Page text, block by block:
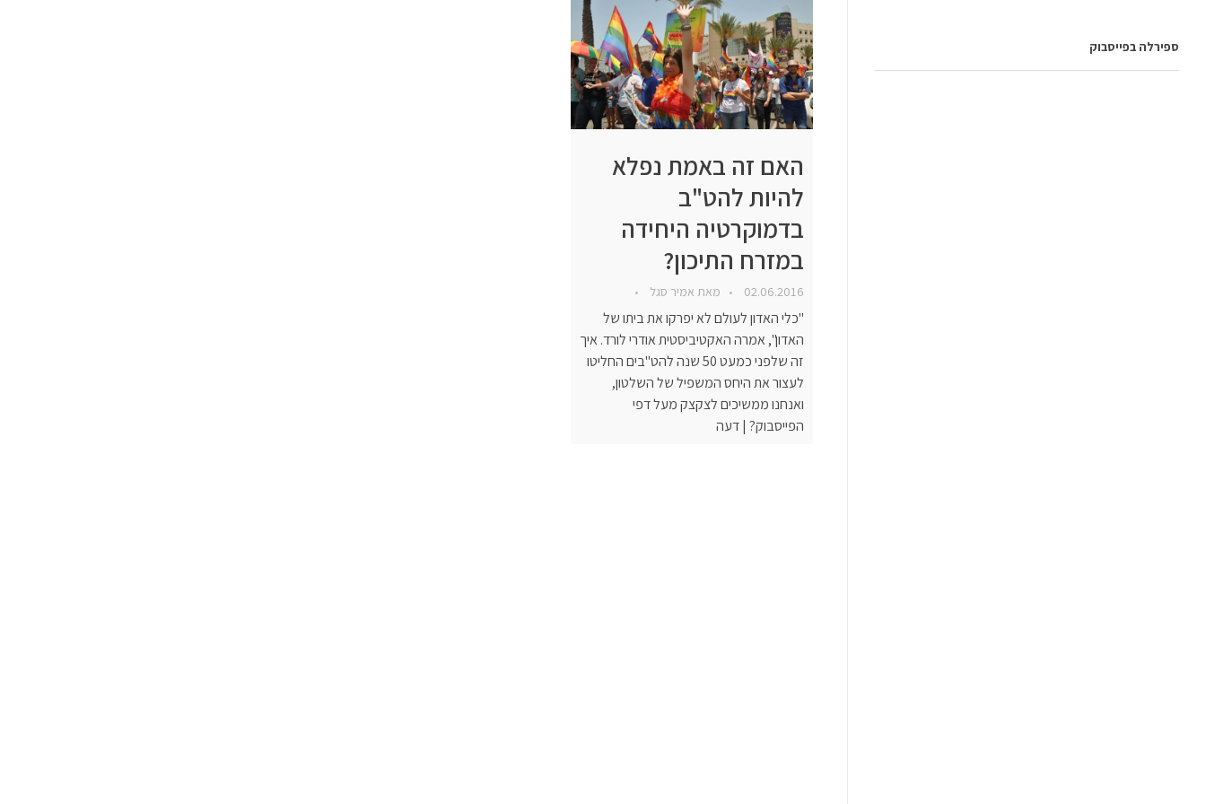
האם זה באמת נפלא
להיות להט"ב
בדמוקרטיה היחידה
במזרח התיכון?
02.06.2016 מאת אמיר סגל
"כלי האדון לעולם לא יפרקו את ביתו של
האדון", אמרה האקטיביסטית אודרי לורד. איך
זה שלפני כמעט 50 שנה להט"בים החליטו
לעצור את היחס המשפיל של השלטון,
ואנחנו ממשיכים לצקצק מעל דפי
הפייסבוק? | דעה
ספירלה בפייסבוק